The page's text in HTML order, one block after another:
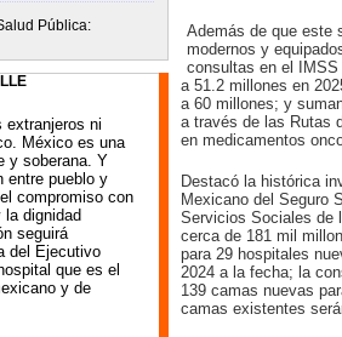
Pública:
extranjeros ni
México es una
y soberana. Y
entre pueblo y
compromiso con
la dignidad
seguirá
del Ejecutivo
que es el
y de
Además de que este
modernos y
consultas en el
a 51.2 millones en
a 60 millones; y
a través de las Rutas
en medicamentos
Destacó la histórica
Mexicano del Seguro
Servicios Sociales de
cerca de 181 mil
para 29 hospitales
2024 a la fecha; la
139 camas nuevas
camas existentes